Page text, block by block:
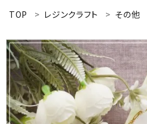
ACCOUNT MENU
ようこそ ゲスト 様
ログイン 新規会
TOP レジンクラフト その他